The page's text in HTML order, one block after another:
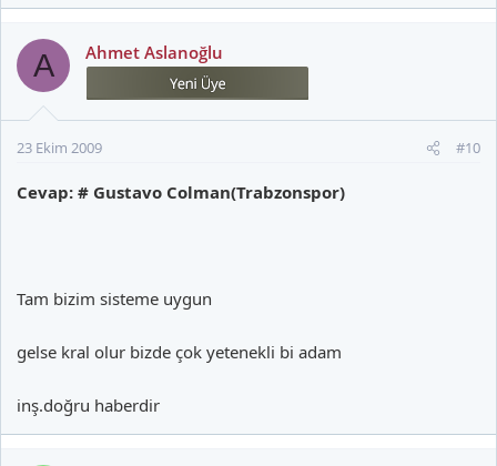
A Ahmet Aslanoğlu
23 Ekim 2009 #10
Cevap: # Gustavo Colman(Trabzonspor)
Tam bizim sisteme uygun
gelse kral olur bizde çok yetenekli bi adam
inş.doğru haberdir